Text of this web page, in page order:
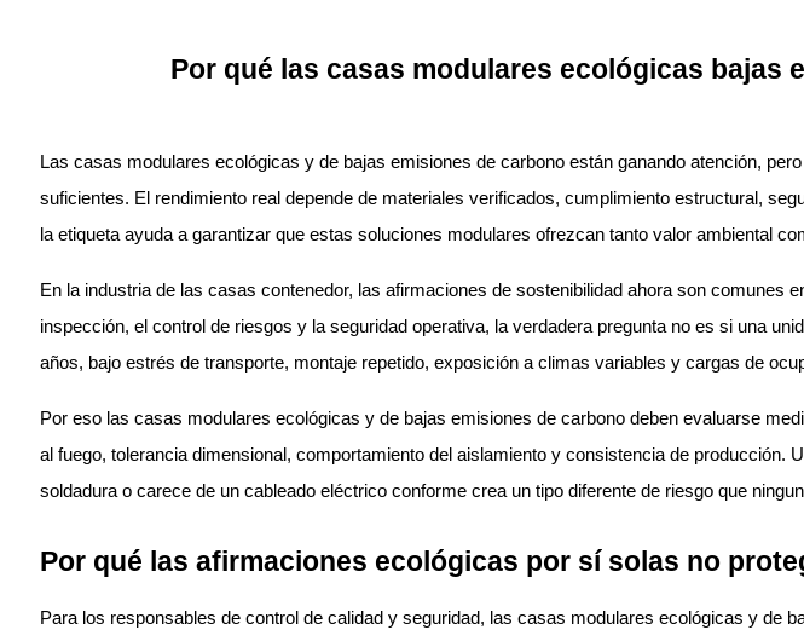
Por qué las casas modulares ecológicas
Las casas modulares ecológicas y de bajas emisiones de carbono están ganando atención,
suficientes. El rendimiento real depende de materiales verificados, cumplimiento estructural,
la etiqueta ayuda a garantizar que estas soluciones modulares ofrezcan tanto valor ambiental
En la industria de las casas contenedor, las afirmaciones de sostenibilidad ahora son
inspección, el control de riesgos y la seguridad operativa, la verdadera pregunta no es si una
años, bajo estrés de transporte, montaje repetido, exposición a climas variables y cargas de
Por eso las casas modulares ecológicas y de bajas emisiones de carbono deben evaluarse
al fuego, tolerancia dimensional, comportamiento del aislamiento y consistencia de
soldadura o carece de un cableado eléctrico conforme crea un tipo diferente de riesgo que
Por qué las afirmaciones ecológicas por sí solas no
Para los responsables de control de calidad y seguridad, las casas modulares ecológicas y de